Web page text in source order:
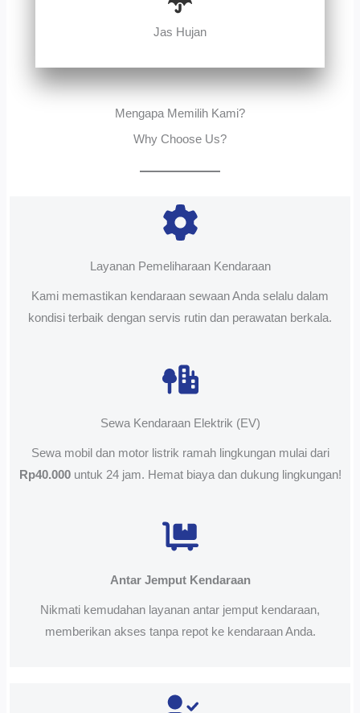
Jas Hujan
Mengapa Memilih Kami?
Why Choose Us?
Layanan Pemeliharaan Kendaraan
Kami memastikan kendaraan sewaan Anda selalu dalam
kondisi terbaik dengan servis rutin dan perawatan berkala.
Sewa Kendaraan Elektrik (EV)
Sewa mobil dan motor listrik ramah lingkungan mulai dari
Rp40.000untuk 24 jam. Hemat biaya dan dukung lingkungan!
Antar Jemput Kendaraan
Nikmati kemudahan layanan antar jemput kendaraan,
memberikan akses tanpa repot ke kendaraan Anda.